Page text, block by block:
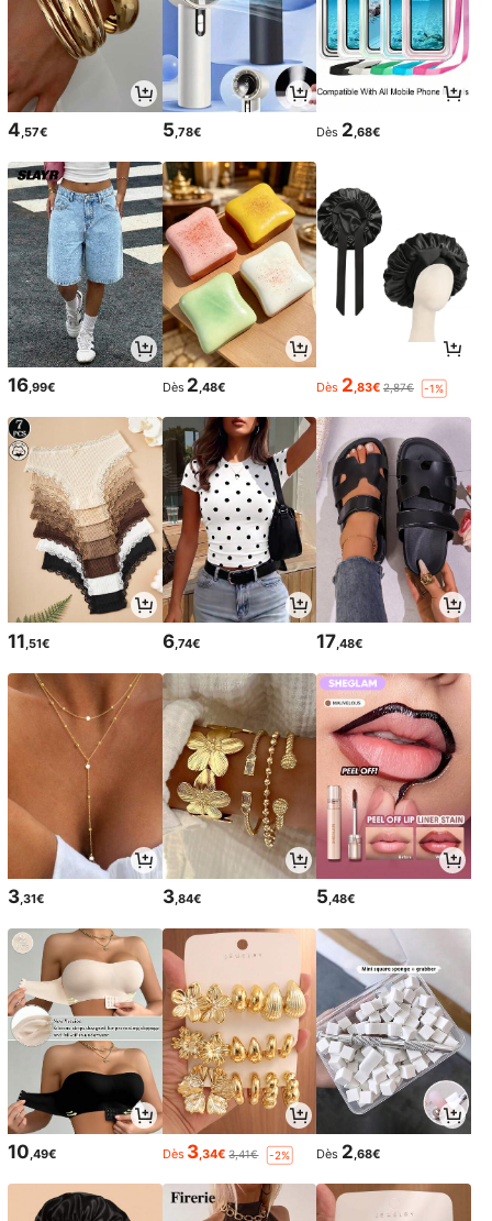
4,57€ 5,78€ Dès 2,68€
16,99€ Dès 2,48€ Dès 2,83€ 2,87€ -1%
11 ,51€ 6,74€ 17 ,48€
3 ,31€ 3,84€ 5 ,48€
10,49€ Dès 3,34€ 3,41€ -2% Dès 2,68€